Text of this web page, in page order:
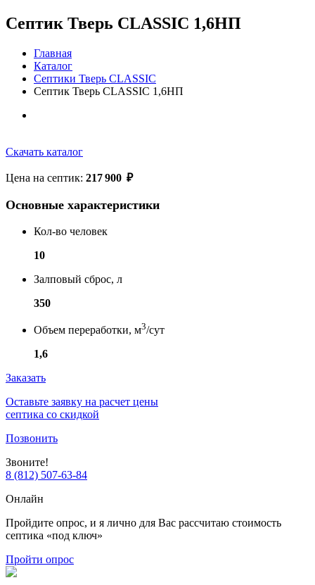
Септик Тверь CLASSIC 1,6НП
Главная
Каталог
Септики Тверь CLASSIC
Септик Тверь CLASSIC 1,6НП
Скачать каталог
Цена на септик: 217 900 ₽
Основные характеристики
Кол-во человек
10
Залповый сброс, л
350
Объем переработки, м3/сут
1,6
Заказать
Оставьте заявку на расчет цены
септика со скидкой
Позвонить
Звоните!
8 (812) 507-63-84
Онлайн
Пройдите опрос, и я лично для Вас рассчитаю стоимость
септика «под ключ»
Пройти опрос